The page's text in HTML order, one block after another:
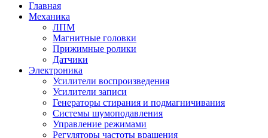
Главная
Механика
ЛПМ
Магнитные головки
Прижимные ролики
Датчики
Электроника
Усилители воспроизведения
Усилители записи
Генераторы стирания и подмагничивания
Системы шумоподавления
Управление режимами
Регуляторы частоты вращения